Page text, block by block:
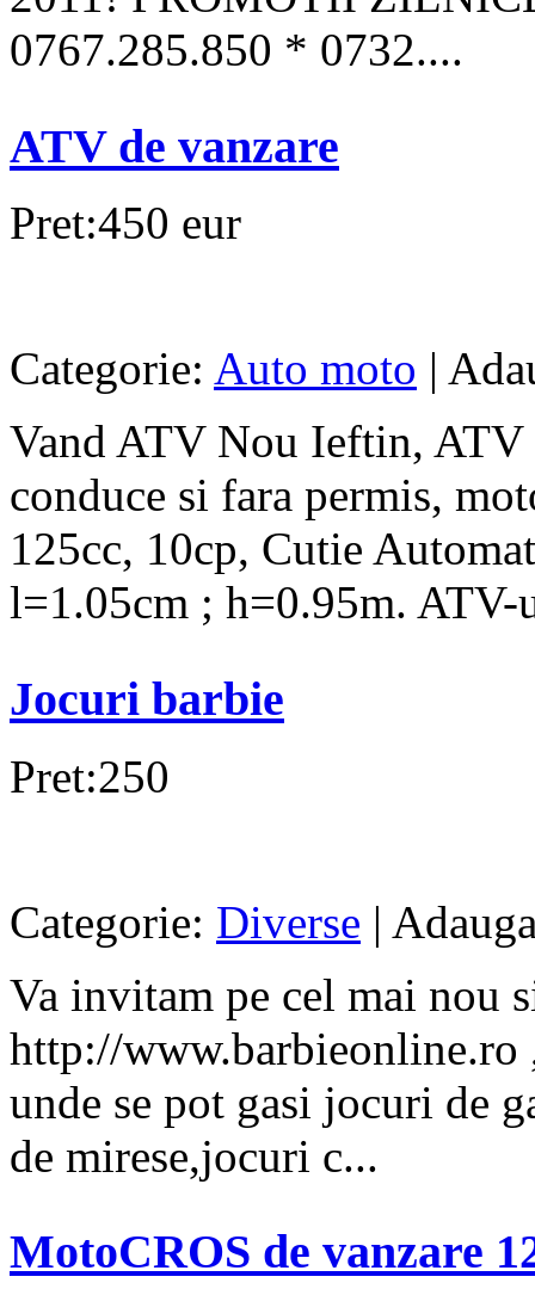
0767.285.850 * 0732....
ATV de vanzare
Pret:450 eur
Categorie: Auto moto |
Vand ATV Nou Ieftin,
conduce si fara permis,
125cc, 10cp, Cutie
l=1.05cm ; h=0.95m. ATV-
Jocuri barbie
Pret:250
Categorie: Diverse |
Va invitam pe cel mai nou
http://www.barbieonline.ro
unde se pot gasi jocuri de
de mirese,jocuri c...
MotoCROS de vanzare